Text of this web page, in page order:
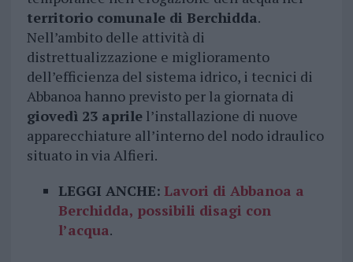
territorio comunale di Berchidda.
Nell’ambito delle attività di
distrettualizzazione e miglioramento
dell’efficienza del sistema idrico, i tecnici di
Abbanoa hanno previsto per la giornata di
giovedì 23 aprilel’installazione di nuove
apparecchiature all’interno del nodo idraulico
situato in via Alfieri.
LEGGI ANCHE: Lavori di Abbanoa a
Berchidda, possibili disagi con
l’acqua.